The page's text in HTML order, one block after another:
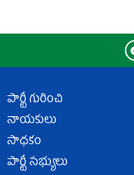
పార్టీ గురించి
నాయకులు
సాధకం
పార్టీ సభ్యులు